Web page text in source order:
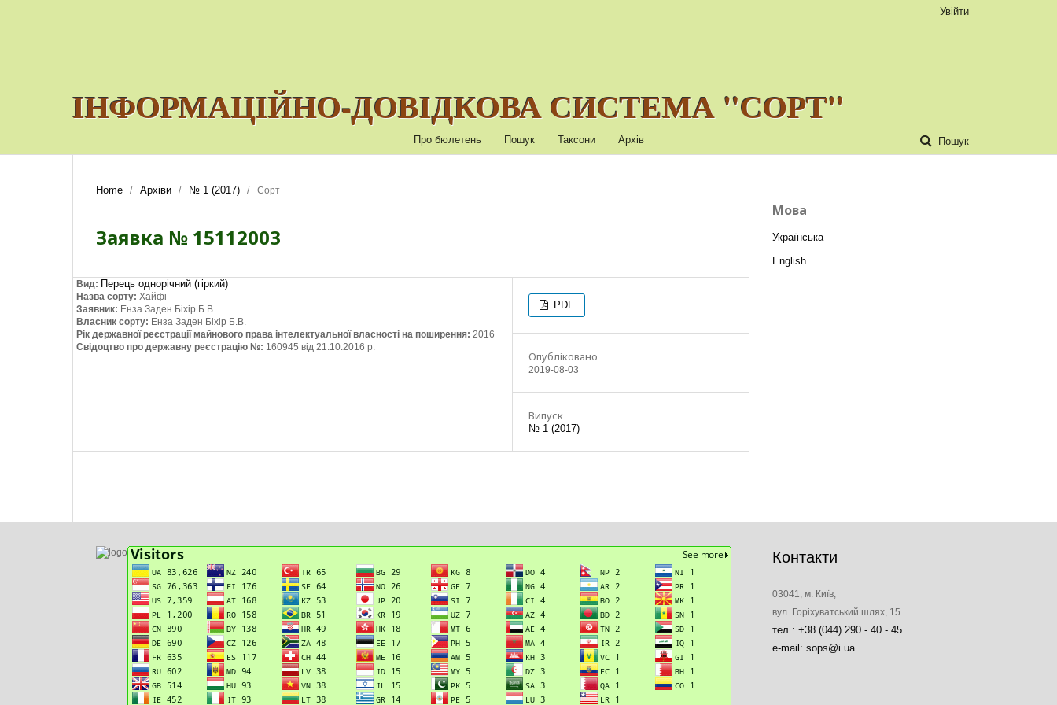
ІНФОРМАЦІЙНО-ДОВІДКОВА СИСТЕМА "СОРТ"
Про бюлетень Пошук Таксони Архів Пошук
Увійти
Home / Архіви / № 1 (2017) / Сорт
Заявка № 15112003
Вид: Перець однорічний (гіркий)
Назва сорту: Хайфі
Заявник: Енза Заден Біхір Б.В.
Власник сорту: Енза Заден Біхір Б.В.
Рік державної реєстрації майнового права інтелектуальної власності на поширення: 2016
Свідоцтво про державну реєстрацію №: 160945 від 21.10.2016 р.
PDF
Опубліковано
2019-08-03
Випуск
№ 1 (2017)
Мова
Українська
English
Контакти
03041, м. Київ,
вул. Горіхуватський шлях, 15
тел.: +38 (044) 290 - 40 - 45
e-mail: sops@i.ua